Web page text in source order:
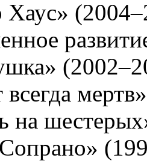
Хаус»
на